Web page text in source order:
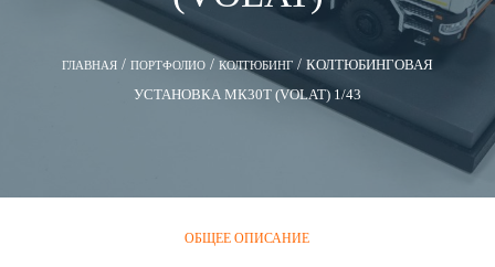
ГЛАВНАЯ / ПОРТФОЛИО / КОЛТЮБИНГ / КОЛТЮБИНГОВАЯ
УСТАНОВКА МК30Т (VOLAT) 1/43
ОБЩЕЕ ОПИСАНИЕ